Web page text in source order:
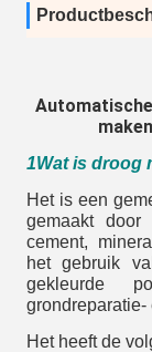
1Wat is droog
Het is een
gemaakt
cement,
het gebruik
gekleurde
grondreparatie-
Het heeft de